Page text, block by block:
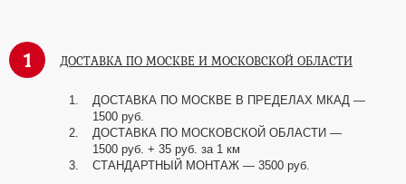
1 ДОСТАВКА ПО МОСКВЕ И МОСКОВСКОЙ ОБЛАСТИ
ДОСТАВКА ПО МОСКВЕ В ПРЕДЕЛАХ МКАД —
1500 руб.
ДОСТАВКА ПО МОСКОВСКОЙ ОБЛАСТИ —
1500 руб. + 35 руб. за 1 км
СТАНДАРТНЫЙ МОНТАЖ — 3500 руб.